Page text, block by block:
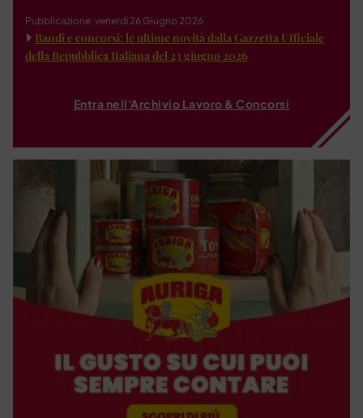
Pubblicazione: venerdì 26 Giugno 2026
Bandi e concorsi: le ultime novità dalla Gazzetta Ufficiale
della Repubblica Italiana del 23 giugno 2026
Entra nell'Archivio Lavoro & Concorsi